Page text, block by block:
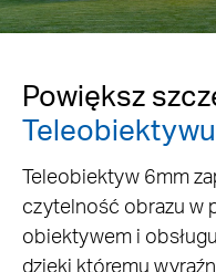
Powiększ
Teleobiektywu
Teleobiektyw 6mm
czytelność obrazu w
obiektywem i
dzięki któremu